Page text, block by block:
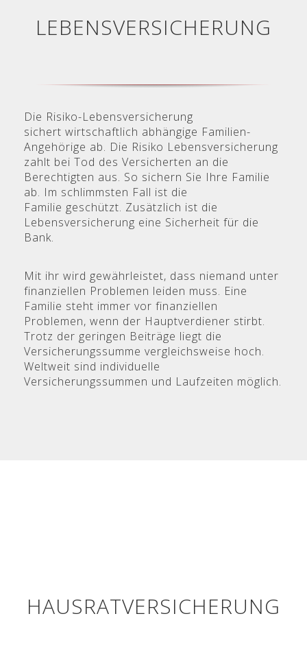
LEBENSVERSICHERUNG
Die Risiko-Lebensversicherung
sichert wirtschaftlich abhängige Familien-
Angehörige ab. Die Risiko Lebensversicherung
zahlt bei Tod des Versicherten an die
Berechtigten aus. So sichern Sie Ihre Familie
ab. Im schlimmsten Fall ist die
Familie geschützt. Zusätzlich ist die
Lebensversicherung eine Sicherheit für die
Bank.
Mit ihr wird gewährleistet, dass niemand unter
finanziellen Problemen leiden muss. Eine
Familie steht immer vor finanziellen
Problemen, wenn der Hauptverdiener stirbt.
Trotz der geringen Beiträge liegt die
Versicherungssumme vergleichsweise hoch.
Weltweit sind individuelle
Versicherungssummen und Laufzeiten möglich.
HAUSRATVERSICHERUNG